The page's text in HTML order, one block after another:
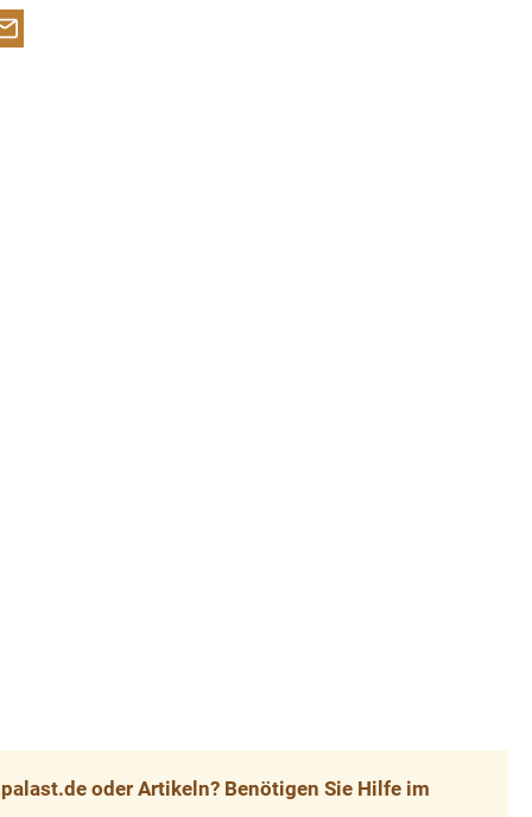
oder Artikeln? Benötigen Sie Hilfe im